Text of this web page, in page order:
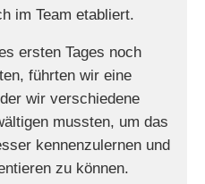
im Team etabliert.
ersten Tages noch
führten wir eine
wir verschiedene
mussten, um das
kennenzulernen und
zu können.